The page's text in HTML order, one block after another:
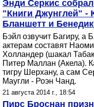
Энди Серкис
"Книги Джунглей" -
Бланшетт и
Бэйл озвучит Багиру, а
актерам составят
Холландер (шакал
Питер Маллан (Акела).
тигру Шерхану, а сам
Маугли - Роэн Чанд.
21 августа 2014 г., 18:54
Пирс Броснан